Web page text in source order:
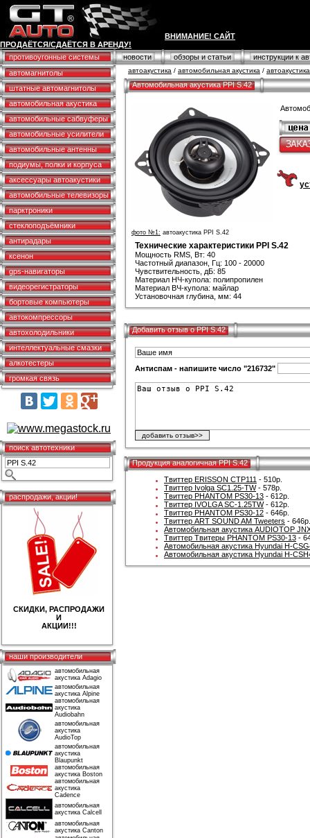
ВНИМАНИЕ! САЙТ
ПРОДАЁТСЯ/СДАЁТСЯ В АРЕНДУ!
противоугонные системы
новости обзоры и статьи
инструкции к
автомагнитолы
штатные автомагнитолы
автомобильная акустика
автомобильные сабвуферы
автомобильные усилители
автомобильные антенны
подиумы, полки и корпуса
аксессуары автоакустики
автомобильные телевизоры
парктроники
стеклоподъёмники
антирадары
ксенон
gps-навигаторы
видеорегистраторы
бортовые компьютеры
автокомпрессоры
автохолодильники
интеллектуальные смазки
алкотестеры
громкая связь
поиск автотехники
распродажи, акции!
СКИДКИ, РАСПРОДАЖИ
И
АКЦИИ!!!
наши производители
автомобильная
акустика Adagio
автомобильная
акустика Alpine
автомобильная
акустика
Audiobahn
автомобильная
акустика
AudioTop
автомобильная
акустика
Blaupunkt
автомобильная
акустика Boston
автомобильная
акустика
Cadence
автомобильная
акустика Calcell
автомобильная
акустика Canton
автоакустика / автомобильная акустика /
Автомобильная акустика PPI S.42
фото №1: автоакустика PPI S.42
Технические характеристики PPI S.42
Мощность RMS, Вт: 40
Частотный диапазон, Гц: 100 - 20000
Чувствительность, дБ: 85
Материал НЧ-купола: полипропилен
Материал ВЧ-купола: майлар
Установочная глубина, мм: 44
Добавить отзыв о PPI S.42
Антиспам - напишите число "216732"
Продукция аналогичная PPI S.42
Твиттер ERISSON CTP111 - 510р.
Твиттер Ivolga SC1.25-TW- 578р.
Твиттер PHANTOM PS30-13 - 612р.
Твиттер IVOLGA SC-1.25TW- 612р.
Твиттер PHANTOM PS30-12 - 646р.
Твиттер ART SOUND AM Tweeters - 646р.
Автомобильная акустика AUDIOTOP
Твиттер Твитеры PHANTOM PS30-13 -
Автомобильная акустика Hyundai H-
Автомобильная акустика Hyundai H-